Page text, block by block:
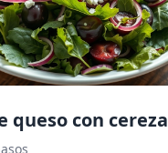
queso con cereza